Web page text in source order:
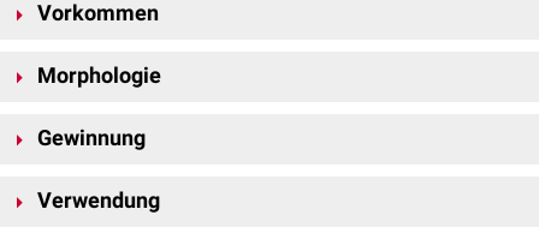
Vorkommen
den
Adipozyten undFibroblasten
Morphologie
Spiegeleiform, weiter bilden sie vermehrt Zellausläufer und laufen
peripher und kann durch Färbemethoden gut sichtbar gemacht werden.
Das Zytoplasma ist klar und teilweise mit
Gewinnung
Zellisolationsverfahren je nach Herkunft, ob zum Beispiel aus
Verwendung